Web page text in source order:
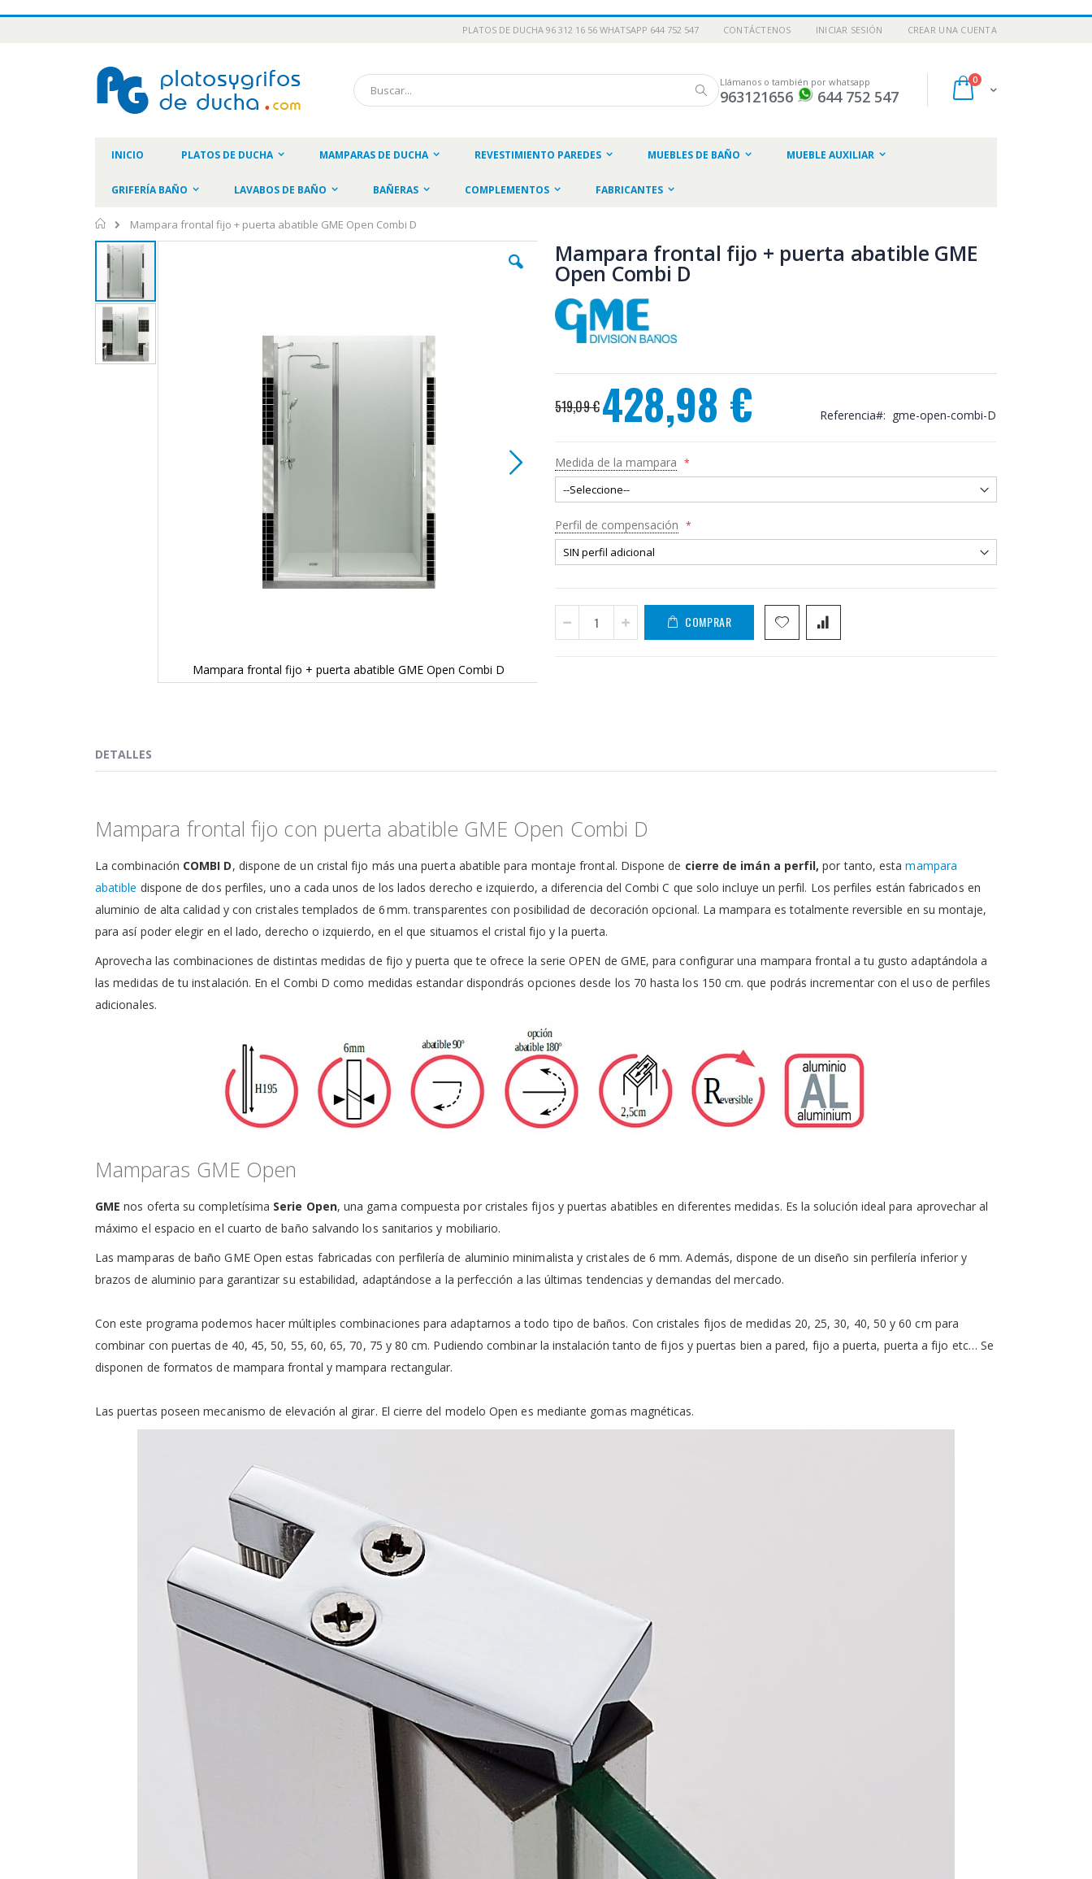
PLATOS DE DUCHA 96 312 16 56 WHATSAPP 644 752 547 CONTÁCTENOS INICIAR SESIÓN CREAR UNA CUENTA
Cart
0artículos
Buscar
Llámanos o también por whatsapp
963121656 644 752 547
INICIO PLATOS DE DUCHA MAMPARAS DE DUCHA REVESTIMIENTO PAREDES MUEBLES DE BAÑO MUEBLE AUXILIAR
GRIFERÍA BAÑO LAVABOS DE BAÑO BAÑERAS COMPLEMENTOS FABRICANTES
Inicio
Mampara frontal fijo + puerta abatible GME Open Combi D
Saltar
final
la
galería
de
imágenes
Mampara frontal fijo + puerta abatible GME Open Combi D
la
Mampara frontal fijo + puerta abatible GME
Open Combi D
519,09 €
Precio
especial
428,98 € Referencia gme-open-combi-D
Medida de la mampara
Perfil de compensación
COMPRAR
DETALLES
Mampara frontal fijo con puerta abatible GME Open Combi D
La combinación COMBI D, dispone de un cristal fijo más una puerta abatible para montaje frontal. Dispone de cierre de imán a perfil,por tanto, estamampara
abatible dispone de dos perfiles, uno a cada unos de los lados derecho e izquierdo, a diferencia del Combi C que solo incluye un perfil. Los perfiles están fabricados en
aluminio de alta calidad y con cristales templados de 6 mm. transparentes con posibilidad de decoración opcional. La mampara es totalmente reversible en su montaje,
para así poder elegir en el lado, derecho o izquierdo, en el que situamos el cristal fijo y la puerta.
Aprovecha las combinaciones de distintas medidas de fijo y puerta que te ofrece la serie OPEN de GME, para configurar una mampara frontal a tu gusto adaptándola a
las medidas de tu instalación. En el Combi D como medidas estandar dispondrás opciones desde los 70 hasta los 150 cm. que podrás incrementar con el uso de perfiles
adicionales.
Mamparas GME Open
GME nos oferta su completísima Serie Open, una gama compuesta por cristales fijos y puertas abatibles en diferentes medidas. Es la solución ideal para aprovechar al
máximo el espacio en el cuarto de baño salvando los sanitarios y mobiliario.
Las mamparas de baño GME Open estas fabricadas con perfilería de aluminio minimalista y cristales de 6 mm. Además, dispone de un diseño sin perfilería inferior y
brazos de aluminio para garantizar su estabilidad, adaptándose a la perfección a las últimas tendencias y demandas del mercado.
Con este programa podemos hacer múltiples combinaciones para adaptarnos a todo tipo de baños. Con cristales fijos de medidas 20, 25, 30, 40, 50 y 60 cm para
combinar con puertas de 40, 45, 50, 55, 60, 65, 70, 75 y 80 cm. Pudiendo combinar la instalación tanto de fijos y puertas bien a pared, fijo a puerta, puerta a fijo etc… Se
disponen de formatos de mampara frontal y mampara rectangular.
Las puertas poseen mecanismo de elevación al girar. El cierre del modelo Open es mediante gomas magnéticas.